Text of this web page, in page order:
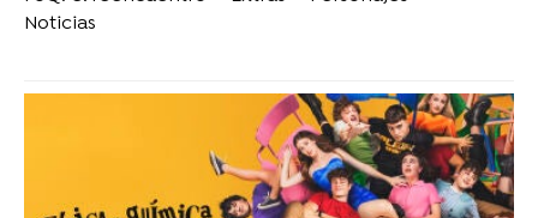
Noticias